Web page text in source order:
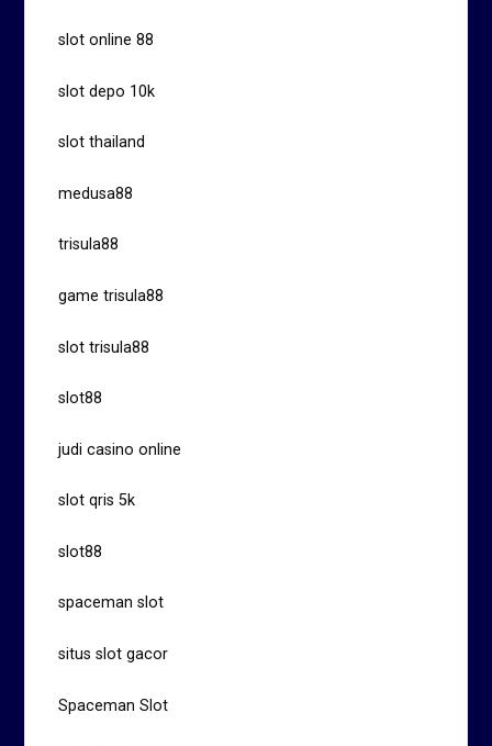
slot online 88
slot depo 10k
slot thailand
medusa88
trisula88
game trisula88
slot trisula88
slot88
judi casino online
slot qris 5k
slot88
spaceman slot
situs slot gacor
Spaceman Slot